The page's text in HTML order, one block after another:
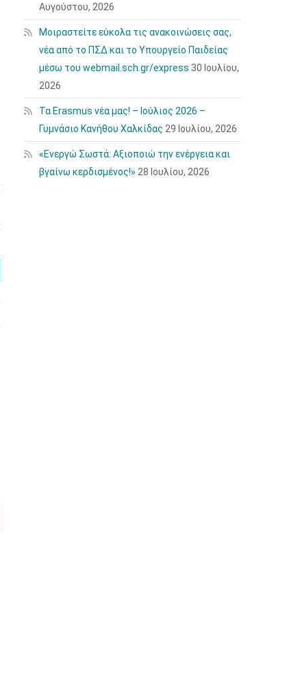
Αυγούστου, 2026
Μοιραστείτε εύκολα τις ανακοινώσεις σας,
νέα από το ΠΣΔ και το Υπουργείο Παιδείας
μέσω του webmail.sch.gr/express 30 Ιουλίου,
2026
Τα Erasmus νέα μας! – Ιούλιος 2026 –
Γυμνάσιο Κανήθου Χαλκίδας 29 Ιουλίου, 2026
«Ενεργώ Σωστά: Αξιοποιώ την ενέργεια και
βγαίνω κερδισμένος!» 28 Ιουλίου, 2026